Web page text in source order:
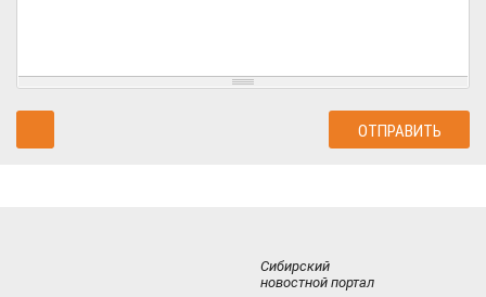
Сибирский
новостной портал